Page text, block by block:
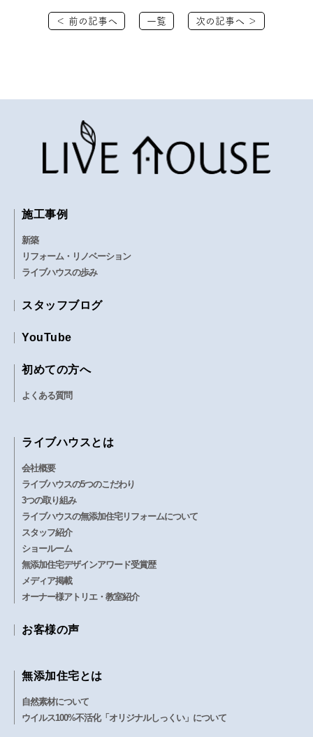
＜ 前の記事へ 一覧 次の記事へ ＞
施工事例
新築
リフォーム・リノベーション
ライブハウスの歩み
スタッフブログ
YouTube
初めての方へ
よくある質問
ライブハウスとは
会社概要
ライブハウスの5つのこだわり
3つの取り組み
ライブハウスの無添加住宅リフォームについて
スタッフ紹介
ショールーム
無添加住宅デザインアワード受賞歴
メディア掲載
オーナー様アトリエ・教室紹介
お客様の声
無添加住宅とは
自然素材について
ウイルス100%不活化「オリジナルしっくい」について